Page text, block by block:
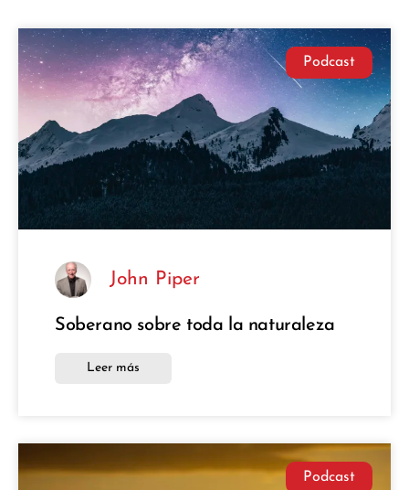
Podcast
John Piper
Soberano sobre toda la naturaleza
Leer más
Podcast